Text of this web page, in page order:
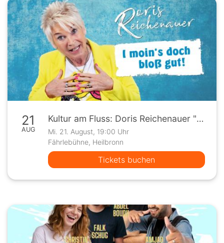
21
AUG
Kultur am Fluss: Doris Reichenauer "I moins doch bloß gut."
Mi. 21. August, 19:00 Uhr
Fährlebühne, Heilbronn
Tickets buchen